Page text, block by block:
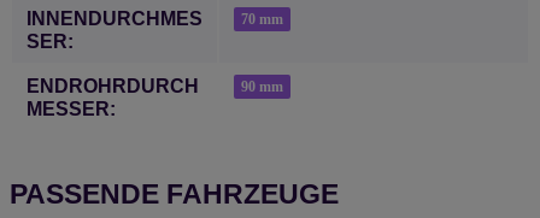
INNENDURCHMES
SER:
70 mm
ENDROHRDURCH
MESSER:
90 mm
PASSENDE FAHRZEUGE